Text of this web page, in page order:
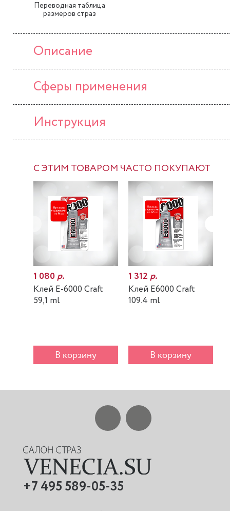
Переводная таблица
размеров страз
Описание
Сферы применения
Инструкция
С ЭТИМ ТОВАРОМ ЧАСТО ПОКУПАЮТ
1 080р.
Клей E-6000 Craft
59,1 ml
В корзину
1 312р.
Клей E6000 Craft
109.4 ml
В корзину
+7 495 589-05-35